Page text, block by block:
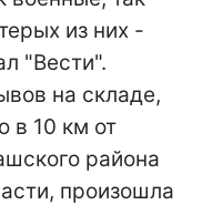
из них -
"Вести".
на складе,
в 10 км от
района
произошла